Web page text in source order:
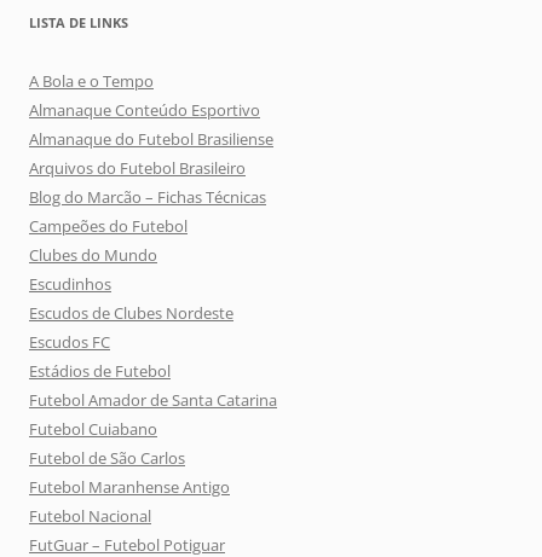
LISTA DE LINKS
A Bola e o Tempo
Almanaque Conteúdo Esportivo
Almanaque do Futebol Brasiliense
Arquivos do Futebol Brasileiro
Blog do Marcão – Fichas Técnicas
Campeões do Futebol
Clubes do Mundo
Escudinhos
Escudos de Clubes Nordeste
Escudos FC
Estádios de Futebol
Futebol Amador de Santa Catarina
Futebol Cuiabano
Futebol de São Carlos
Futebol Maranhense Antigo
Futebol Nacional
FutGuar – Futebol Potiguar